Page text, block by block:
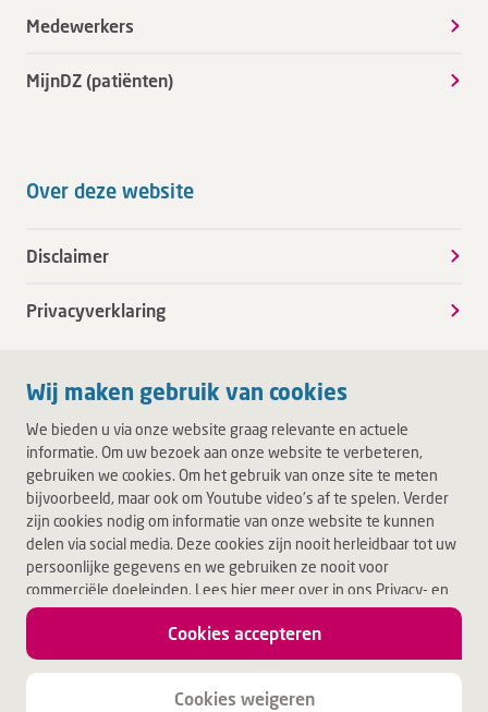
Wij maken gebruik van cookies
We bieden u via onze website graag relevante en actuele
informatie. Om uw bezoek aan onze website te verbeteren,
gebruiken we cookies. Om het gebruik van onze site te meten
bijvoorbeeld, maar ook om Youtube video's af te spelen. Verder
zijn cookies nodig om informatie van onze website te kunnen
delen via social media. Deze cookies zijn nooit herleidbaar tot uw
persoonlijke gegevens en we gebruiken ze nooit voor
commerciële doeleinden. Lees hier meer over in ons Privacy- en
Cookiebeleid. Door op Akkoord te klikken, accepteert u alle
Cookies accepteren
Cookies weigeren
Medewerkers
MijnDZ (patiënten)
Over deze website
Disclaimer
Privacyverklaring